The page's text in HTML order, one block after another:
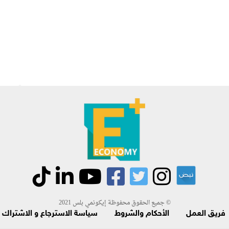
جميع الحقوق محفوظة إيكونمي بلس 2021 ©
فريق العمل الأحكام والشروط سياسة الاسترجاع و الاشتراك